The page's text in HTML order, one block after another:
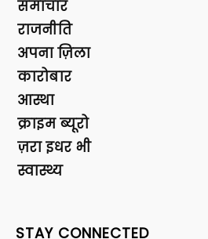
समाचार
राजनीति
अपना ज़िला
कारोबार
आस्था
क्राइम ब्यूरो
ज़रा इधर भी
स्वास्थ्य
STAY CONNECTED